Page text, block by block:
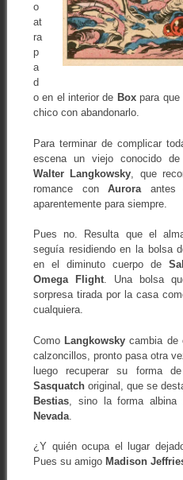
o
at
ra
p
a
d
o en el interior de Boxpara que
chico con abandonarlo.
Para terminar de complicar
escena un viejo conocido
Walter Langkowsky , que
romance conAurora antes
aparentemente para siempre.
Pues no. Resulta que el
seguía residiendo en la bolsa
en el diminuto cuerpo de
Omega Flight. Una bolsa
sorpresa tirada por la casa
cualquiera.
Como Langkowsky cambia de
calzoncillos, pronto pasa otra
luego recuperar su forma
Sasquatchoriginal, que se
Bestias, sino la forma
Nevada.
¿Y quién ocupa el lugar
Pues su amigo Madison